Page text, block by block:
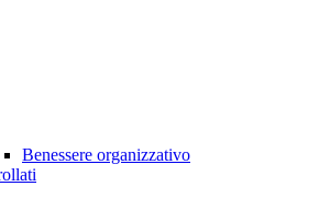
Benessere organizzativo